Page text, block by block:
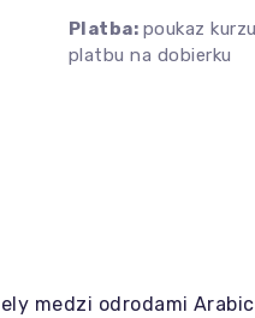
Platba: poukaz
platbu na dobierku
medzi odrodami